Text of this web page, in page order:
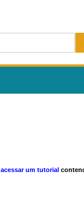
acessar um tutorial